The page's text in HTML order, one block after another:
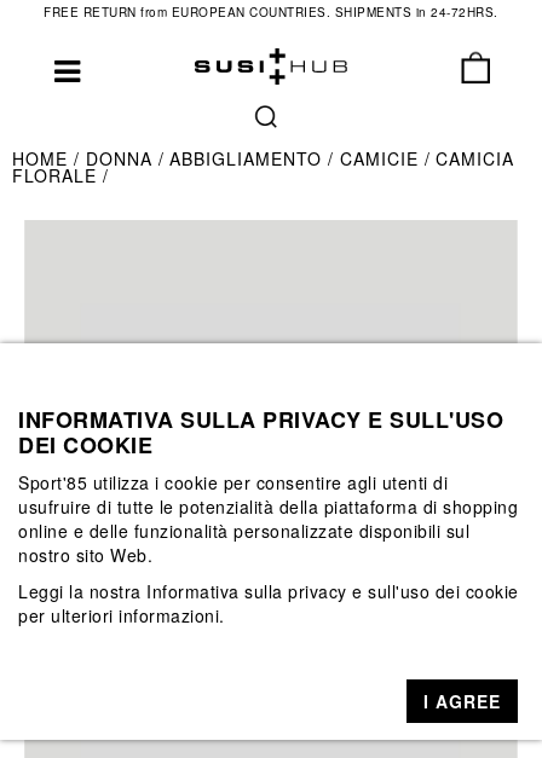
FREE RETURN from EUROPEAN COUNTRIES. SHIPMENTS in 24-72HRS.
HOME DONNA ABBIGLIAMENTO CAMICIE CAMICIA
FLORALE
INFORMATIVA SULLA PRIVACY E SULL'USO
DEI COOKIE
Sport'85 utilizza i cookie per consentire agli utenti di
usufruire di tutte le potenzialità della piattaforma di shopping
online e delle funzionalità personalizzate disponibili sul
nostro sito Web.
Leggi la nostra Informativa sulla privacy e sull'uso dei cookie
per ulteriori informazioni.
I AGREE